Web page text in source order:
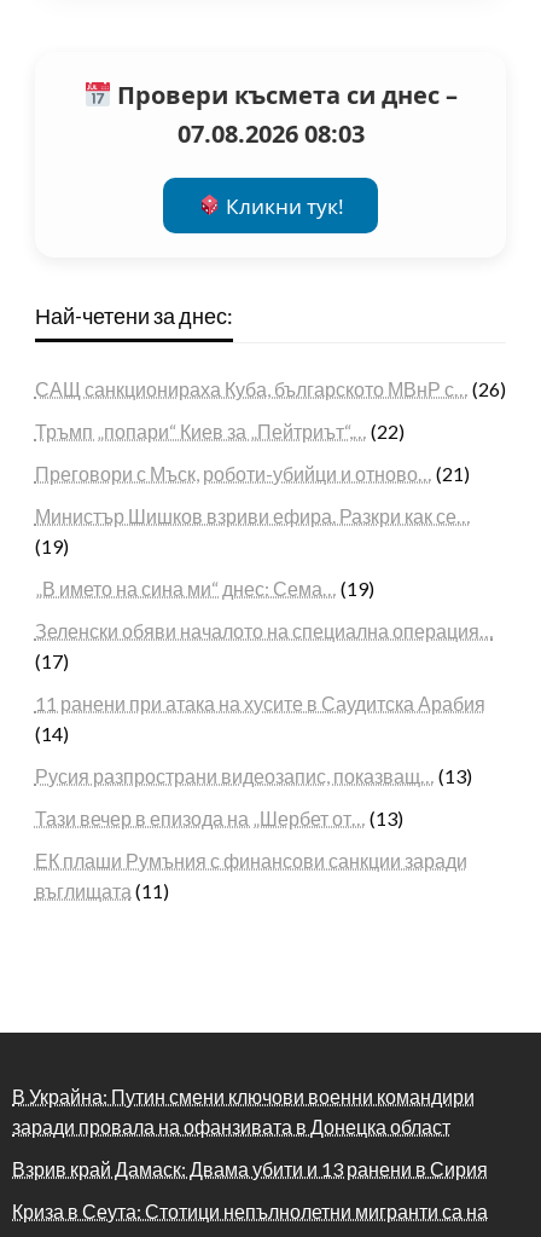
Провери късмета си днес –
07.08.2026 08:03
Кликни тук!
Най-четени за днес:
САЩ санкционираха Куба, българското МВнР с…
(26)
Тръмп „попари“ Киев за „Пейтриът“,…
(22)
Преговори с Мъск, роботи-убийци и отново…
(21)
Министър Шишков взриви ефира. Разкри как се…
(19)
„В името на сина ми“ днес: Сема…
(19)
Зеленски обяви началото на специална операция…
(17)
11 ранени при атака на хусите в Саудитска Арабия
(14)
Русия разпространи видеозапис, показващ…
(13)
Тази вечер в епизода на „Шербет от…
(13)
ЕК плаши Румъния с финансови санкции заради
въглищата (11)
В Украйна: Путин смени ключови военни командири
заради провала на офанзивата в Донецка област
Взрив край Дамаск: Двама убити и 13 ранени в Сирия
Криза в Сеута: Стотици непълнолетни мигранти са на